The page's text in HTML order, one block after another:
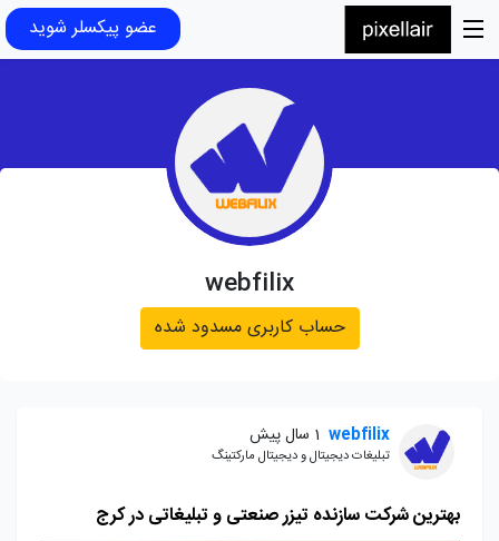
عضو پیکسلر شوید
webfilix
حساب کاربری مسدود شده
webfilix 1 سال پیش
تبلیغات دیجیتال و دیجیتال مارکتینگ
بهترین شرکت سازنده تیزر صنعتی و تبلیغاتی در کرج